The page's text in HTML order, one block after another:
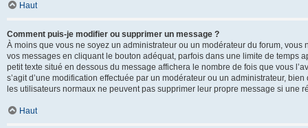
Haut
Comment puis-je modifier ou supprimer un message ?
À moins que vous ne soyez un administrateur ou un modérateur du forum,
vos messages en cliquant le bouton adéquat, parfois dans une limite de temps
petit texte situé en dessous du message affichera le nombre de fois que vous
s’agit d’une modification effectuée par un modérateur ou un administrateur,
les utilisateurs normaux ne peuvent pas supprimer leur propre message si une
Haut